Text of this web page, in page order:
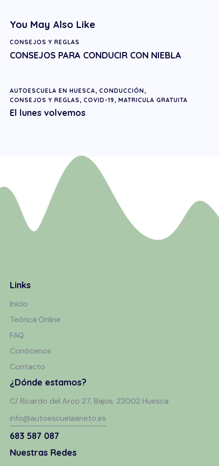
You May Also Like
CONSEJOS Y REGLAS
CONSEJOS PARA CONDUCIR CON NIEBLA
AUTOESCUELA EN HUESCA, CONDUCCIÓN,
CONSEJOS Y REGLAS , COVID-19, MATRICULA GRATUITA
El lunes volvemos
Links
Inicio
Teórica Online
FAQ
Conócenos
Contacto
¿Dónde estamos?
C/ Ricardo del Arco 27, Bajos. 22002 Huesca
info@autoescuelaaneto.es
683 587 087
Nuestras Redes